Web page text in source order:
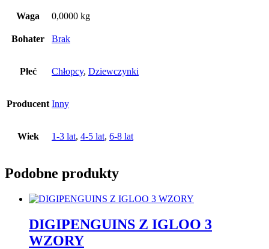
Waga 0,0000 kg
Bohater Brak
Płeć Chłopcy, Dziewczynki
Producent Inny
Wiek 1-3 lat, 4-5 lat, 6-8 lat
Podobne produkty
DIGIPENGUINS Z IGLOO 3
WZORY